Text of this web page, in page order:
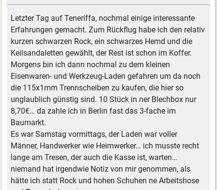
Letzter Tag auf Teneriffa, nochmal einige interessante
Erfahrungen gemacht. Zum Rückflug habe ich den relativ
kurzen schwarzen Rock, ein schwarzes Hemd und die
Keilsandaletten gewählt, der Rest ist schon im Koffer.
Morgens bin ich dann nochmal zu dem kleinen
Eisenwaren- und Werkzeug-Laden gefahren um da noch
die 115x1mm Trennscheiben zu kaufen, die hier so
unglaublich günstig sind. 10 Stück in ner Blechbox nur
8,70€… da zahle ich in Berlin fast das 3-fache im
Baumarkt.
Es war Samstag vormittags, der Laden war voller
Männer, Handwerker wie Heimwerker… ich musste recht
lange am Tresen, der auch die Kasse ist, warten…
niemand hat irgendwie Notiz von mir genommen, als
hätte ich statt Rock und hohen Schuhen ne Arbeitshose